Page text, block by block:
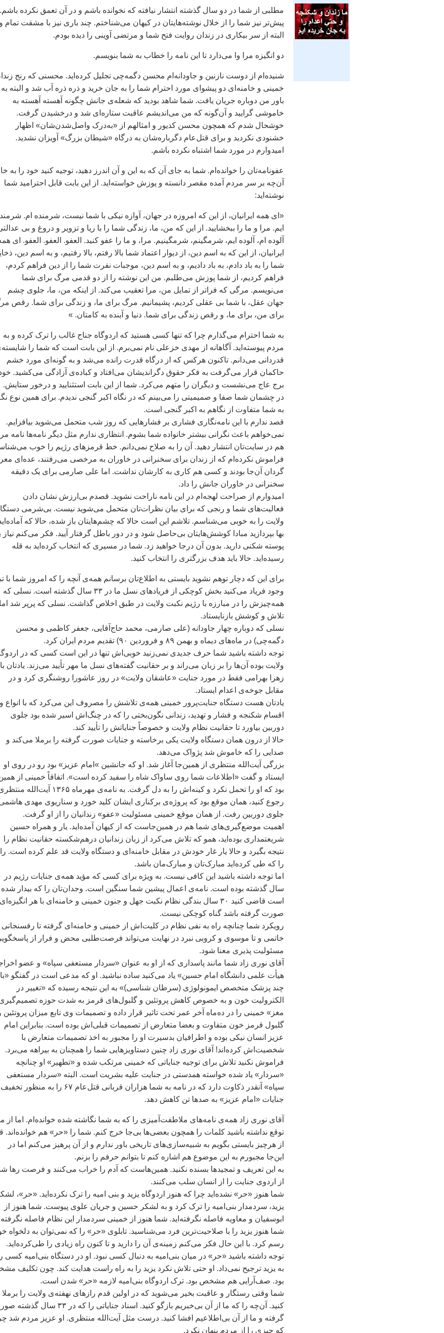
مطلبی از شما در دو سال گذشته انتشار نيافته که نخوانده باشم و در آن تعمق نکرده باشم.
پيش‌تر نيز شما را از خلال نوشته‌هايتان در کيهان می‌شناختم. چند باری نيز با مشقت تمام و
البته از سر بيکاری در زندان روايت فتح شما و مرتضی آوينی را ديده بودم.
دو انگيزه مرا وا می‌دارد تا اين نامه را خطاب به شما بنويسم.
شنيده‌ام از دوست نازنين و جاودانه‌ام محسن دگمه‌‌چی تجليل کرده‌ايد. محسنی که رنج
خمينی و خامنه‌ای دو پيشوای مورد احترام شما را به جان خريد و ذره ذره آب شد و البته به
باور من دوباره جريان يافت. شما شاهد بوديد که شعله‌ی جانش چگونه آهسته آهسته به
خاموشی گراييد و آن‌گونه که من می‌انديشم عاقبت ستاره‌ای شد و درخشيدن گرفت.
خوشحال شدم که همچون محسن کديور و امثالهم از «به‌درک واصل‌شد‌ن‌شان» اظهار
خشنودی نکرديد و برای قتل‌عام دگرباره‌شان به درگاه «شيطان بزرگ» آويزان نشديد.
اميدوارم در مورد شما اشتباه نکرده باشم.
عفونامه‌تان را خوانده‌ام. شما به جای آن که به اين و آن اندرز دهيد، توجيه کنيد خود را به
آن‌چه بر سر مردم آمده مقصر دانسته و پوزش خواسته‌ايد. از اين بابت قابل احتراميد شما
نوشته‌ايد:‌
«ای همه ايرانيان، از اين که امروزه در جهان، آوازه نيکی با شما نيست، شرمنده ام.
ايم. مرا و ما را ببخشاييد. از اين که من، ما، زندگی شما را با ريا و تزوير و دروغ و بی
آلوده ام، آلوده ايم، شرمگينم، شرمگينيم. مرا، و ما را عفو کنيد. العفو. العفو. العفو. ای
ايرانيان، از اين که به اسم دين، از ديوار اعتماد شما بالا رفتم، بالا رفتيم، و به اسم دين،
شما را به باد دادم، به باد داديم، و به اسم دين، موجبات نفرت شما را از دين فراهم کردم،
فراهم کرديم، از شما پوزش می‌طلبم. من اين نوشته را از دو قدمی مرگ برای شما
می‌نويسم. مرگی که فراتر از تمايل من، مرا تعقيب می‌کند. از اينکه من، ما، جلوی چشم
جهان عقل، با شما بی عقلی کرديم، پشيمانيم. مرگ برای ما، و زندگی برای شما. رقص
برای من، برای ما، و رقص زندگی برای شما. دنيا و آينده به کامتان. »
به شما احترام می‌گذارم چرا که تنها کسی هستيد که اردوگاه جناح غالب را ترک کرده و به
مردم پيوسته‌ايد. آگاهانه از مهدی خزعلی نام نمی‌برم. از اين بابت است که شما را
قدردانی می‌دانم. تاکنون هرکس که از درگاه قدرت رانده می‌شد و به گونه‌ای مورد خشم
حاکمان قرار می‌گرفت به فکر حقوق دگرانديشان می‌افتاد و کباده‌ی آزادگی می‌کشيد. خود
برج عاج می‌نشست و ديگران را متهم می‌کرد. شما از اين بابت استثناييد و درخور ستايش.
در چشمان‌ شما صفا و صميميتی را می‌بينم که در نگاه اکبر گنجی نديدم. برای همين نوع
به شما متفاوت از نگاهم به اکبر گنجی است.
قصد ندارم با اين نامه‌نگاری فشاری بر فشارهايی که روز شب متحمل می‌شويد بيافزايم.
نمی‌خواهم باعث نگرانی بيشتر‌ خانواده شما بشوم. انتظاری ندارم مثل ديگر نامه‌‌ها نامه مرا
هم در سايت‌تان انتشار دهيد. آن را به صلاح نمی‌دانم. خط قرمز‌های رژيم را خوب
فراموش نکرده‌ام که از زندان برای سخنرانی در خاوران به مرخصی می‌رفتند، عده‌ای
گردان آن‌جا بودند و کسی هم کاری به کارشان نداشت. اما علی صارمی برای يک دقيقه
سخنرانی در خاوران جانش را داد.
اميدوارم از صراحت‌ لهجه‌ام در اين نامه ناراحت نشويد. قصدم بی‌ارزش نشان دادن
فعاليت‌‌های شما و رنجی که برای بيان نظرات‌تان متحمل می‌شويد نيست. بی‌شرمی
ولايت را به خوبی می‌شناسم. تلاشم اين است حالا که چشم‌هايتان باز شده، حالا که
بها بپردازيد مبادا کوشش‌هايتان بی‌حاصل شود و در دور باطل گرفتار آييد. فکر می‌کنم نياز
پوسته‌ شکنی داريد. بدون آن درجا خواهيد زد. شما در مسيری که انتخاب کرده‌ايد به قله
رسيده‌ايد. حالا بايد هدف بزرگتری را انتخاب کنيد.
برای اين که دچار توهم نشويد بايستی به اطلاع‌تان برسانم همه‌ی آنچه را که امروز شما با
وجود فرياد می‌کنيد بخش کوچکی از فرياد‌های نسل ما در ۳۳ سال گذشته است. نسلی که
همه‌چيزش را در مبارزه با رژيم نکبت ولايت در طبق اخلاص گذاشت. نسلی که پرپر شد اما
تلاش و کوشش باز‌نايستاد.
نسلی که دوباره چهار جاودانه (علی صارمی، محمد حاج‌آقايی، جعفر کاظمی و محسن
دگمه‌چی) در ماه‌های ديماه و بهمن ۸۹ و فروردين ۹۰) تقديم مردم ايران کرد.
توجه داشته باشيد شما حرف جديدی نمی‌زنيد خوبی‌اش تنها در اين است کسی که در
ولايت بوده‌ آن‌ها را بر زبان می‌راند و بر حقانيت گفته‌های نسل ما مهر تأييد می‌زند. يادتان
زهرا بهرامی فقط در مورد جنايت «عاشقان ولايت» در روز عاشورا روشنگری کرد و در
مقابل جوخه‌ی اعدام ايستاد.
يادتان هست دستگاه جنايت‌پرور خمينی همه‌ی تلاشش را مصروف اين می‌کرد که با انواع و
اقسام شکنجه و فشار و تهديد، زندانی نگون‌بختی را که در چنگ‌اش اسير شده بود جلوی
دوربين بياورد تا حقانيت نظام ولايت و خصوصاً جناياتش را تأييد کند.
حالا از درون همان دستگاه ولايت يکی برخاسته و جنايات صورت گرفته را برملا می‌کند و
صدايی را که خاموش شد پژواک می‌دهد.
بزرگی آيت‌الله منتظری از همين‌جا آغاز شد. او که جانشين‌ »امام عزيز» بود رو در روی او
ايستاد و گفت «اطلاعات شما روی ساواک شاه را سفيد کرده است». اتفاقاً خمينی از
بود که او را تحمل نکرد و کينه‌اش را به دل گرفت. به نامه‌ی مهرماه ۱۳۶۵ آيت‌الله
رجوع کنيد، همان موقع بود که پروژه‌ی برکناری ايشان کليد خورد و سناريوی مهدی‌
جلوی دوربين رفت. از همان موقع خمينی مسئوليت «عفو» زندانيان را از او گرفت.
اهميت موضع‌گيری‌های شما هم در همين‌جاست که از کيهان آمده‌ايد. يار و همراه حسين
شريعتمداری بوده‌‌ايد، همو که تلاش می‌کرد از زبان زندانيان درهم‌شکسته حقانيت نظام را
نتيجه‌ بگيرد و حالا يار غار خودش در مقابل خامنه‌ای و دستگاه ولايت قد علم کرده است.
را که طی کرده‌ايد مبارک‌تان و مبارک‌مان باشد.
اما
سال گذشته بوده است. نامه‌ی اعمال پيشين شما سنگين است. وجدان‌تان را که بيدار شده
است قاضی کنيد ۳۰ سال بندگی نظام نکبت جهل و جنون خمينی و خامنه‌ای با هر
صورت گرفته باشد گناه کوچکی نيست.
رويکرد شما چنانچه راه به نفی نظام در کليت‌اش از خمينی و خامنه‌ای گرفته تا رفسنجانی
خاتمی و تا موسوی و کروبی نبرد در نهايت می‌تواند فرصت‌طلبی محض و فرار از
مسئوليت پذيری معنا شود.
آقای نوری زاد شما مانند پاسداری که از او به عنوان «سردار مستعفی سپاه» و عضو
هیأت علمی دانشگاه امام حسين» ياد می‌کنيد ساده نباشيد. او که مدعی است در گفتگو «با
چند پزشک متخصص ايمونولوژی (سرطان شناسی)» به اين نتيجه‌ رسيده که «تغيير در
الکتروليت خون و به خصوص کاهش پروتئين و گلبول‌های قرمز به شدت حوزه
مغز» خمينی را در ده‌ماه آخر عمر تحت تاثير قرار داده و تصميمات وی تابع ميزان پروتئين
گلبول قرمز خون متفاوت و بعضا متعارض از تصميمات قبلی‌اش بوده است. بنابراين امام
عزيز انسان نيکی بوده و اطرافيان بدسيرت او را مجبور به اخذ تصميمات متعارض با
شخصيت‌اش کرده‌اند! آقای نوری زاد چنين دستاويز‌هايی شما را همچنان به بيراهه می‌برد.
فراموش نکنيد تلاش برای توجيه جناياتی که خمينی مرتکب شده و «تطهير» او چنانچه
«سردار» ياد شده خواسته همدستی در جنايت عليه بشريت است. البته «سردار مستعفی
سپاه» آنقدر ذکاوت دارد که در نامه به شما هزاران قربانی قتل‌عام ۶۷ را به منظور تخفيف
جنايات «امام عزيز» به صدها تن کاهش دهد.
آقای نوری زاد همه‌ی نامه‌های ملاطفت‌آميزی را که به شما نگاشته شده خوانده‌ام. اما از
توقع نداشته باشيد کلمات را همچون بعضی‌ها بی‌جا خرج کنم. شما را «حر» هم خوانده‌اند.
از هرچيز بايستی بگويم به شبيه‌سازی‌های تاريخی باور ندارم و از آن پرهيز می‌کنم اما در
اين‌جا مجبورم به اين موضوع هم اشاره کنم تا بتوانم حرفم را بزنم.
به اين تعريف‌ و تمجيدها بسنده نکنيد. همين‌هاست که آدم را خراب می‌کنند و فرصت رها
از اردوی جنايت را از انسان سلب می‌کنند.
شما هنوز «حر» نشده‌ايد چرا که هنوز اردوگاه يزيد و بنی اميه را ترک نکرده‌ايد. «حر»،
يزيد، سردمدار بنی‌اميه را ترک کرد و به لشکر حسين و جريان علوی پيوست. شما هنوز از
ابوسفيان و معاويه فاصله نگرفته‌ايد. شما هنوز از خمينی سردمدار اين نظام فاصله
شما هنوز يزيد را با صلاحيت‌ترين فرد می‌شناسيد. تابلوی «حر» را که نمی‌توان به دلخواه
رسم کرد. با اين حال فکر می‌کنم زمينه‌ی آن را داريد و تا کنون راه زيادی را طی‌کرده‌ايد.
توجه داشته باشيد «حر» در ميان بنی‌اميه به دنبال کسی نبود. او در دستگاه بنی‌اميه کسی را
به يزيد ترجيح نمی‌داد. او حتی تلاش نکرد يزيد را به راه راست هدايت کند. چون تکليف
بود. صف‌آرايی هم مشخص بود. ترک اردوگاه بنی‌اميه لازمه «حر» شدن است.
شما وقتی رستگار و عاقبت بخير می‌شويد که در اولين قدم رازهای ‌نهفته‌ی ولايت را برملا
کنيد. آن‌چه را که ما از آن بی‌خبريم بازگو کنيد. اسناد جناياتی را که در ۳۳ سال
گرفته و ما از آن بی‌اطلاعيم افشا کنيد. درست مثل آيت‌الله منتظری. او عزيز مردم شد چرا
که چيزی را از مردم پنهان نکرد.